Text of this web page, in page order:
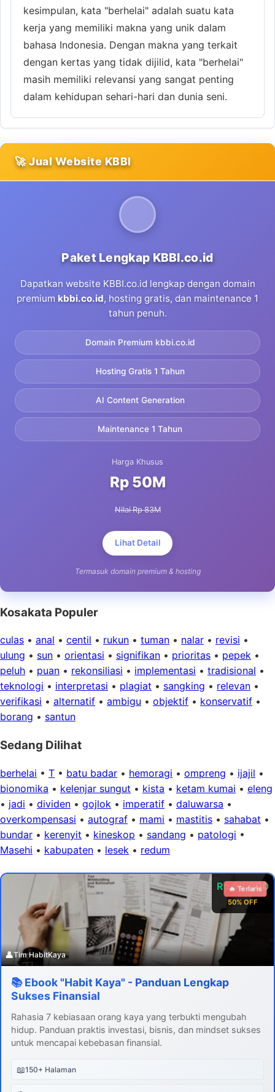
kesimpulan, kata "berhelai" adalah suatu kata
kerja yang memiliki makna yang unik dalam
bahasa Indonesia. Dengan makna yang terkait
dengan kertas yang tidak dijilid, kata "berhelai"
masih memiliki relevansi yang sangat penting
dalam kehidupan sehari-hari dan dunia seni.
🚀 Jual Website KBBI
Paket Lengkap KBBI.co.id
Dapatkan website KBBI.co.id lengkap dengan domain
premium kbbi.co.id, hosting gratis, dan maintenance 1
tahun penuh.
Domain Premium kbbi.co.id
Hosting Gratis 1 Tahun
AI Content Generation
Maintenance 1 Tahun
Harga Khusus
Rp 50M
Nilai Rp 83M
Lihat Detail
Termasuk domain premium & hosting
Kosakata Populer
culas • anal • centil • rukun • tuman • nalar • revisi •
ulung • sun • orientasi • signifikan • prioritas • pepek •
peluh • puan • rekonsiliasi • implementasi • tradisional •
teknologi • interpretasi • plagiat • sangking • relevan •
verifikasi • alternatif • ambigu • objektif • konservatif •
borang • santun
Sedang Dilihat
berhelai • T • batu badar • hemoragi • ompreng • ijajil •
bionomika • kelenjar sungut • kista • ketam kumai • eleng
• jadi • dividen • gojlok • imperatif • daluwarsa •
overkompensasi • autograf • mami • mastitis • sahabat •
bundar • kerenyit • kineskop • sandang • patologi •
Masehi • kabupaten • lesek • redum
Rp 99.000
50% OFF
🔥 Terlaris
👤Tim HabitKaya
📚 Ebook "Habit Kaya" - Panduan Lengkap
Sukses Finansial
Rahasia 7 kebiasaan orang kaya yang terbukti mengubah
hidup. Panduan praktis investasi, bisnis, dan mindset sukses
untuk mencapai kebebasan finansial.
📖150+ Halaman